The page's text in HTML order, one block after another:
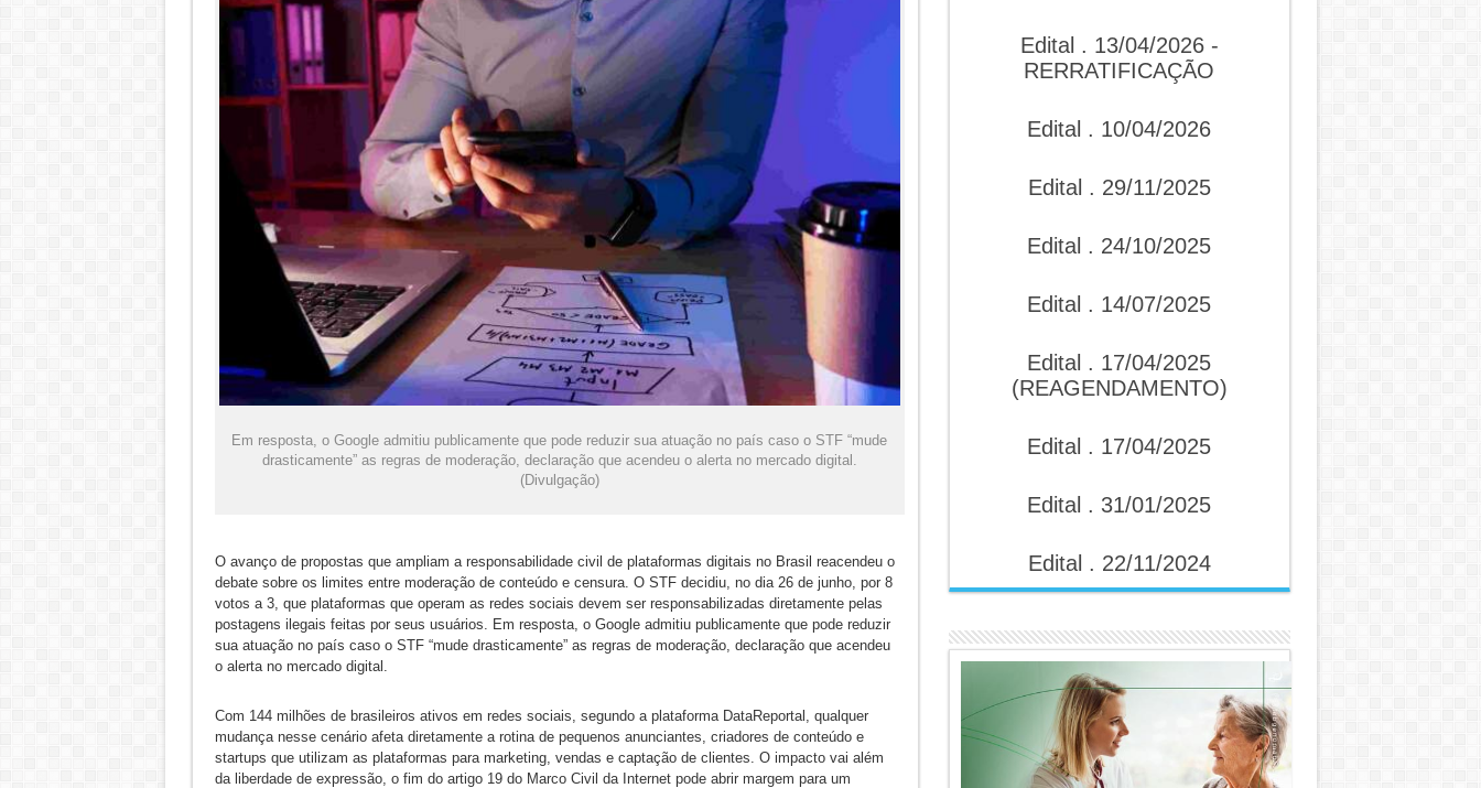
Em resposta, o Google admitiu publicamente que pode reduzir sua atuação no país caso o STF “mude
drasticamente” as regras de moderação, declaração que acendeu o alerta no mercado digital.
(Divulgação)
O avanço de propostas que ampliam a responsabilidade civil de plataformas digitais no Brasil reacendeu o
debate sobre os limites entre moderação de conteúdo e censura. O STF decidiu, no dia 26 de junho, por 8
votos a 3, que plataformas que operam as redes sociais devem ser responsabilizadas diretamente pelas
postagens ilegais feitas por seus usuários. Em resposta, o Google admitiu publicamente que pode reduzir
sua atuação no país caso o STF “mude drasticamente” as regras de moderação, declaração que acendeu
o alerta no mercado digital.
Com 144 milhões de brasileiros ativos em redes sociais, segundo a plataforma DataReportal, qualquer
mudança nesse cenário afeta diretamente a rotina de pequenos anunciantes, criadores de conteúdo e
startups que utilizam as plataformas para marketing, vendas e captação de clientes. O impacto vai além
da liberdade de expressão, o fim do artigo 19 do Marco Civil da Internet pode abrir margem para um
Edital . 13/04/2026 -
RERRATIFICAÇÃO
Edital . 10/04/2026
Edital . 29/11/2025
Edital . 24/10/2025
Edital . 14/07/2025
Edital . 17/04/2025
(REAGENDAMENTO)
Edital . 17/04/2025
Edital . 31/01/2025
Edital . 22/11/2024